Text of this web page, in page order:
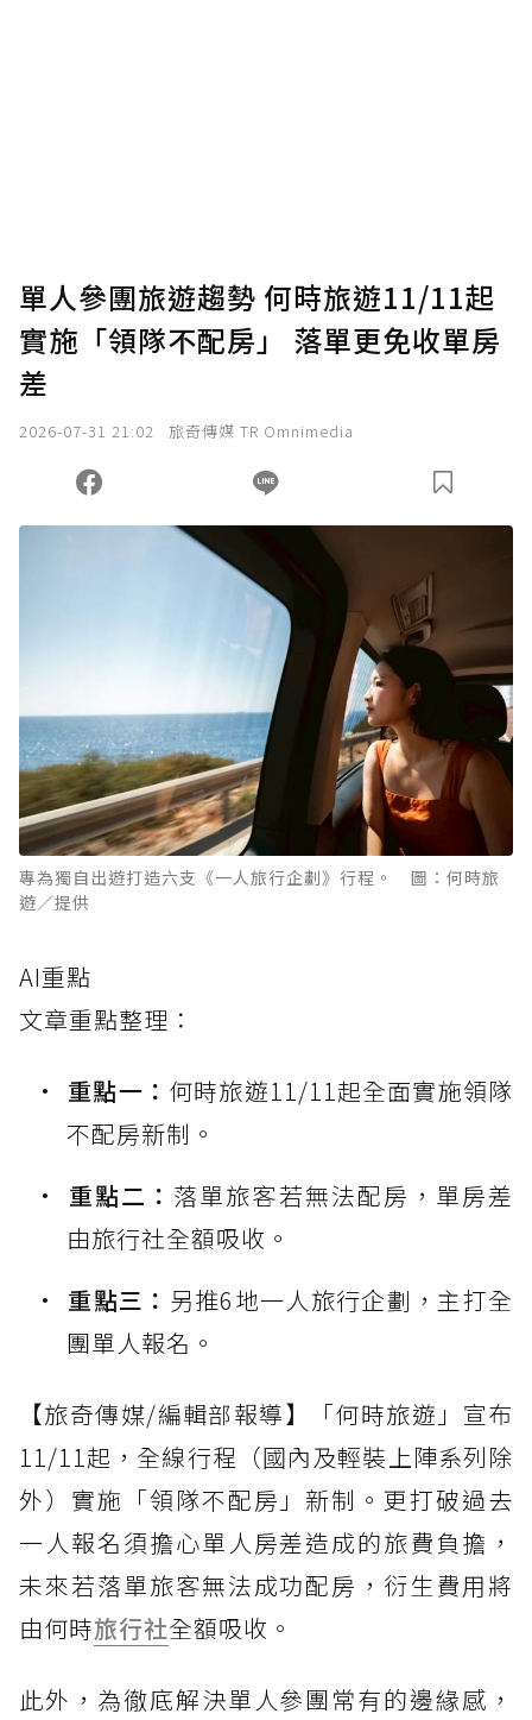
單人參團旅遊趨勢 何時旅遊11/11起
實施「領隊不配房」 落單更免收單房
差
2026-07-31 21:02 旅奇傳媒 TR Omnimedia
專為獨自出遊打造六支《一人旅行企劃》行程。 圖：何時旅
遊／提供
AI重點
文章重點整理：
重點一： 何時旅遊11/11起全面實施領隊
不配房新制。
重點二： 落單旅客若無法配房，單房差
由旅行社全額吸收。
重點三： 另推6地一人旅行企劃，主打全
團單人報名。
【旅奇傳媒/編輯部報導】「何時旅遊」宣布
11/11起，全線行程（國內及輕裝上陣系列除
外）實施「領隊不配房」新制。更打破過去
一人報名須擔心單人房差造成的旅費負擔，
未來若落單旅客無法成功配房，衍生費用將
由何時旅行社全額吸收。
此外，為徹底解決單人參團常有的邊緣感，